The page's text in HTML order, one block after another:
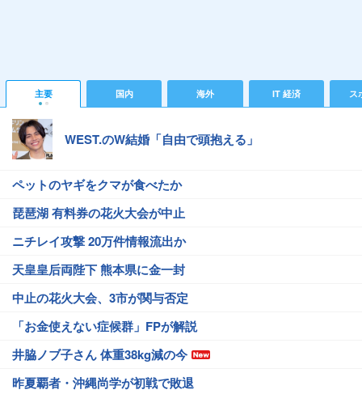
主要 国内 海外 IT 経済 ス
WEST.のW結婚「自由で頭抱える」
ペットのヤギをクマが食べたか
琵琶湖 有料券の花火大会が中止
ニチレイ攻撃 20万件情報流出か
天皇皇后両陛下 熊本県に金一封
中止の花火大会、3市が関与否定
「お金使えない症候群」FPが解説
井脇ノブ子さん 体重38kg減の今
昨夏覇者・沖縄尚学が初戦で敗退